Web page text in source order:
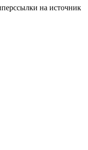
на источник